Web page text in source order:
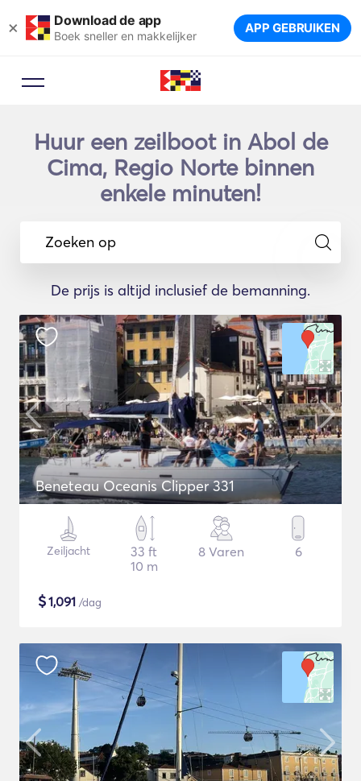
× Download de app
Boek sneller en makkelijker APP GEBRUIKEN
Huur een zeilboot in Abol de
Cima, Regio Norte binnen
enkele minuten!
Zoeken op
De prijs is altijd inclusief de bemanning.
Beneteau Oceanis Clipper 331
Zeiljacht
33 ft
10 m
8 Varen 6
$1,091 /dag